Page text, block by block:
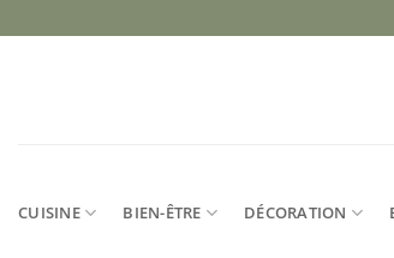
au
CUISINE BIEN-ÊTRE DÉCORATION